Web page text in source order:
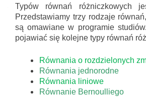
Typów równań różniczkowych
Przedstawiamy trzy rodzaje
są omawiane w programie
pojawiać się kolejne typy równań
Równania o rozdzielonych
Równania jednorodne
Równania liniowe
Równanie Bernoulliego